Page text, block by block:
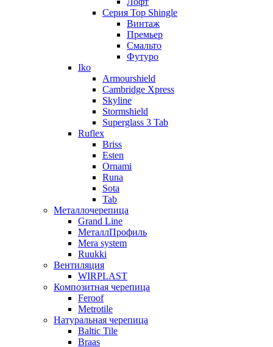
Серия Top Shingle
Винтаж
Премьер
Смальто
Футуро
Iko
Armourshield
Cambridge Xpress
Skyline
Stormshield
Superglass 3 Tab
Ruflex
Briss
Esten
Ornami
Runa
Sota
Tab
Металлочерепица
Grand Line
МеталлПрофиль
Mera system
Ruukki
Вентиляция
WIRPLAST
Композитная черепица
Feroof
Metrotile
Натуральная черепица
Baltic Tile
Braas